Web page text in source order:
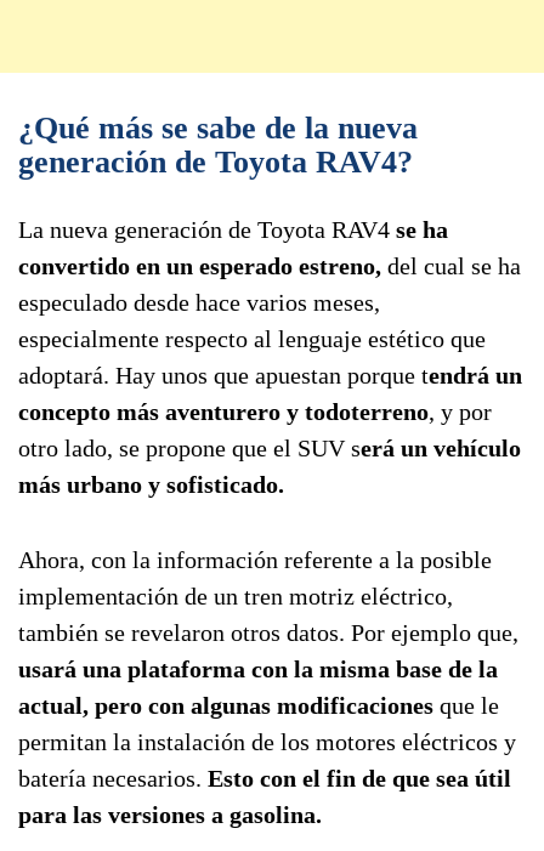
¿Qué más se sabe de la nueva
generación de Toyota RAV4?
La nueva generación de Toyota RAV4 se ha
convertido en un esperado estreno, del cual se ha
especulado desde hace varios meses,
especialmente respecto al lenguaje estético que
adoptará. Hay unos que apuestan porque tendrá un
concepto más aventurero y todoterreno, y por
otro lado, se propone que el SUV será un vehículo
más urbano y sofisticado.
Ahora, con la información referente a la posible
implementación de un tren motriz eléctrico,
también se revelaron otros datos. Por ejemplo que,
usará una plataforma con la misma base de la
actual, pero con algunas modificaciones que le
permitan la instalación de los motores eléctricos y
batería necesarios. Esto con el fin de que sea útil
para las versiones a gasolina.